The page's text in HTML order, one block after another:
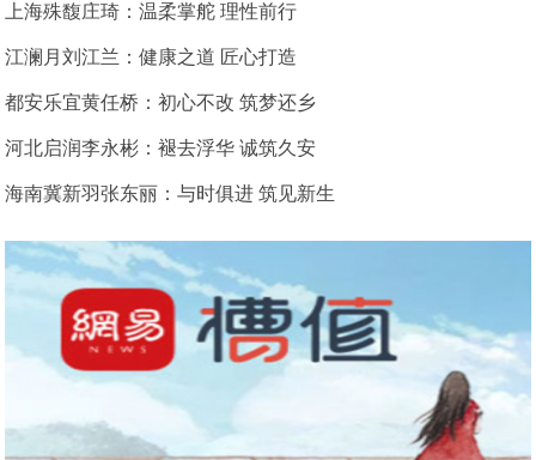
上海殊馥庄琦：温柔掌舵 理性前行
江澜月刘江兰：健康之道 匠心打造
都安乐宜黄任桥：初心不改 筑梦还乡
河北启润李永彬：褪去浮华 诚筑久安
海南冀新羽张东丽：与时俱进 筑见新生